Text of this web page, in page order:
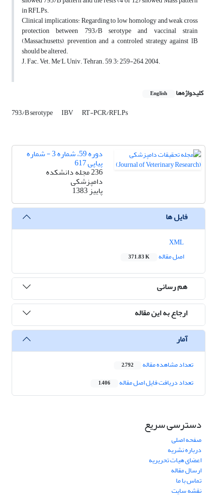
in RFLPs.
Clinical implications: Regarding to low homology and weak cross
protection between 793/B serotype and vaccinal strain
(Massachusetts), prevention and a controled strategy against lB
should be altered.
J. Fac. Vet. Me’L Univ. Tehran. 59, 3: 259-264, 2004.
کلیدواژه‌ها English
793/B serotype IBV RT-PCR/RFLPs
دوره 59، شماره 3 - شماره
پیاپی 617
236 مجله دانشکده
دامپزشکی
پاییز 1383
فایل ها
اصل مقاله
371.83 K
هم رسانی
ارجاع به این مقاله
آمار
تعداد مشاهده مقاله 2,792
تعداد دریافت فایل اصل مقاله 1,406
دسترسی سریع
صفحه اصلی
درباره نشریه
اعضای هیات تحریریه
ارسال مقاله
تماس با ما
نقشه سایت